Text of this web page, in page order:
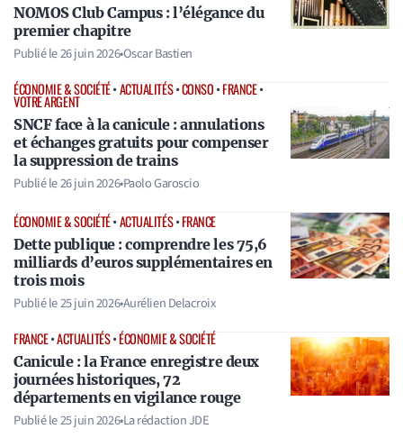
NOMOS Club Campus : l’élégance du
premier chapitre
Publié le26 juin 2026•Oscar Bastien
ÉCONOMIE & SOCIÉTÉ•ACTUALITÉS•CONSO•FRANCE•
VOTRE ARGENT
SNCF face à la canicule : annulations
et échanges gratuits pour compenser
la suppression de trains
Publié le26 juin 2026•Paolo Garoscio
ÉCONOMIE & SOCIÉTÉ•ACTUALITÉS•FRANCE
Dette publique : comprendre les 75,6
milliards d’euros supplémentaires en
trois mois
Publié le25 juin 2026•Aurélien Delacroix
FRANCE•ACTUALITÉS•ÉCONOMIE & SOCIÉTÉ
Canicule : la France enregistre deux
journées historiques, 72
départements en vigilance rouge
Publié le25 juin 2026•La rédaction JDE